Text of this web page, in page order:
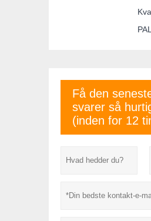
Få den
svarer så
(inden for 12